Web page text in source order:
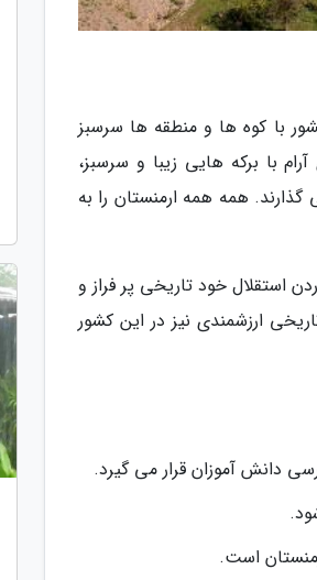
با کوه ها و منطقه ها سرسبز
با برکه هایی زیبا و سرسبز،
همه همه ارمنستان را به
استقلال خود تاریخی پر فراز و
ارزشمندی نیز در این کشور
دانش آموزان قرار می گیرد.
است.